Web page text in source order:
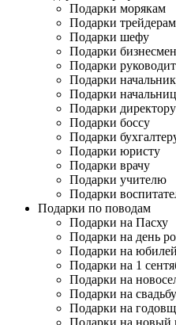
Подарки морякам
Подарки трейдерам
Подарки шефу
Подарки
Подарки
Подарки
Подарки
Подарки директору
Подарки боссу
Подарки
Подарки юристу
Подарки врачу
Подарки учителю
Подарки
Подарки по поводам
Подарки на Пасху
Подарки на день
Подарки на юбилей
Подарки на 1
Подарки на
Подарки на свадьбу
Подарки на
Подарки на новый